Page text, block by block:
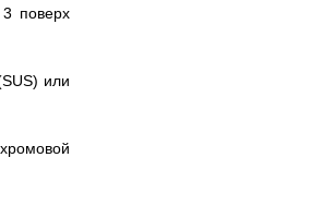
поверх
или